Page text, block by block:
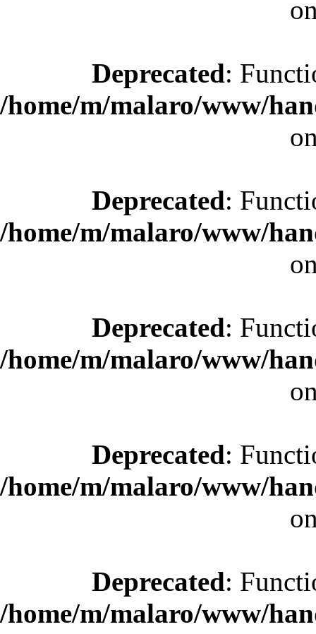
Deprecated:
/home/m/malaro/www/
Deprecated:
/home/m/malaro/www/
Deprecated:
/home/m/malaro/www/
Deprecated:
/home/m/malaro/www/
Deprecated:
/home/m/malaro/www/